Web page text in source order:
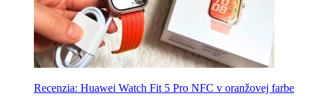
Recenzia: Huawei Watch Fit 5 Pro NFC v oranžovej farbe